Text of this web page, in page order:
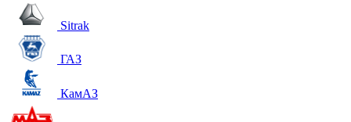
Sitrak
ГАЗ
КамАЗ